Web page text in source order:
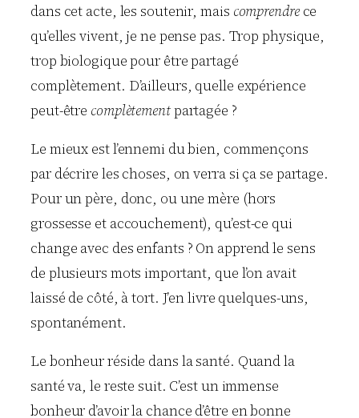
dans cet acte, les soutenir, mais comprendrece
qu’elles vivent, je ne pense pas. Trop physique,
trop biologique pour être partagé
complètement. D’ailleurs, quelle expérience
peut-être complètementpartagée ?
Le mieux est l’ennemi du bien, commençons
par décrire les choses, on verra si ça se partage.
Pour un père, donc, ou une mère (hors
grossesse et accouchement), qu’est-ce qui
change avec des enfants ? On apprend le sens
de plusieurs mots important, que l’on avait
laissé de côté, à tort. J’en livre quelques-uns,
spontanément.
Le bonheur réside dans la santé. Quand la
santé va, le reste suit. C’est un immense
bonheur d’avoir la chance d’être en bonne